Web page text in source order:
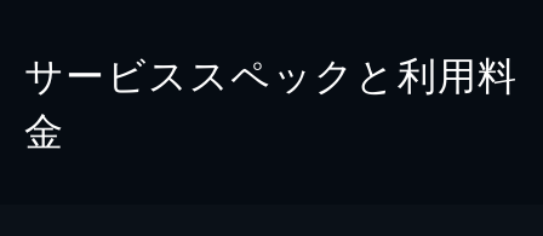
サービススペックと利用料
金